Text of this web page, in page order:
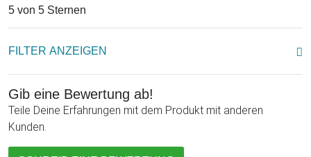
5 von 5 Sternen
FILTER ANZEIGEN
Gib eine Bewertung ab!
Teile Deine Erfahrungen mit dem Produkt mit anderen
Kunden.